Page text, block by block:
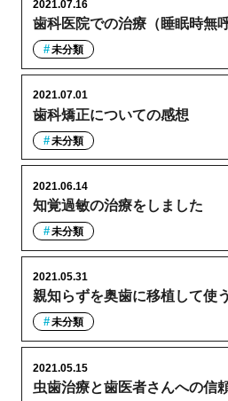
歯科医院での治療（睡眠時無
2021.07.16
未分類
歯科矯正についての感想
2021.07.01
未分類
知覚過敏の治療をしました
2021.06.14
未分類
親知らずを奥歯に移植して使う
2021.05.31
未分類
虫歯治療と歯医者さんへの信
2021.05.15